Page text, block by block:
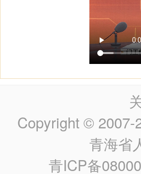
Copyright © 2007-
青海省
青ICP备